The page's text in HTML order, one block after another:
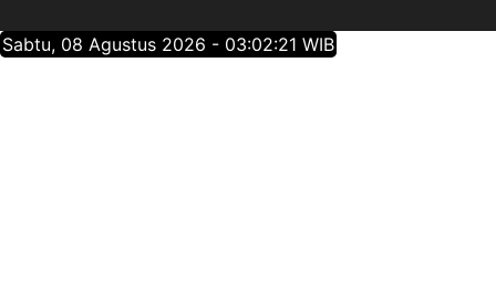
Sabtu, 08 Agustus 2026 - 03:02:22 WIB